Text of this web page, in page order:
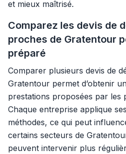
et mieux maîtrisé.
Comparez les devis de
proches de Gratentour
préparé
Comparer plusieurs devis de
Gratentour permet d’obtenir
prestations proposées par les
Chaque entreprise applique
méthodes, ce qui peut
certains secteurs de
peuvent intervenir plus